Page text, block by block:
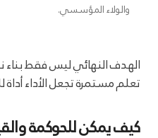
والولاء المؤسسي.
الهدف النهائي ليس فقط
تعلم مستمرة تجعل الأداء أداة
كيف يمكن للحوكمة